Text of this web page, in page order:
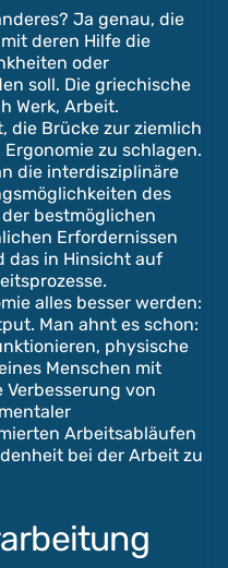
Ja genau, die
deren Hilfe die
oder
soll. Die griechische
Werk, Arbeit.
die Brücke zur ziemlich
zu schlagen.
die interdisziplinäre
des
bestmöglichen
Erfordernissen
das in Hinsicht auf
alles besser werden:
Man ahnt es schon:
physische
Menschen mit
von
Arbeitsabläufen
bei der Arbeit zu